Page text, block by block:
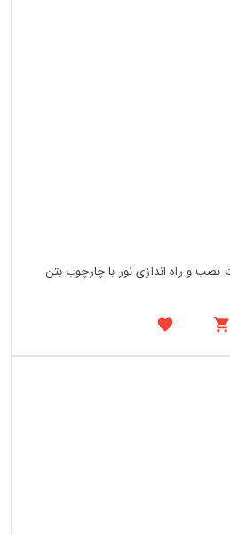
نصب و راه اندازی نور با چارچوب بتن